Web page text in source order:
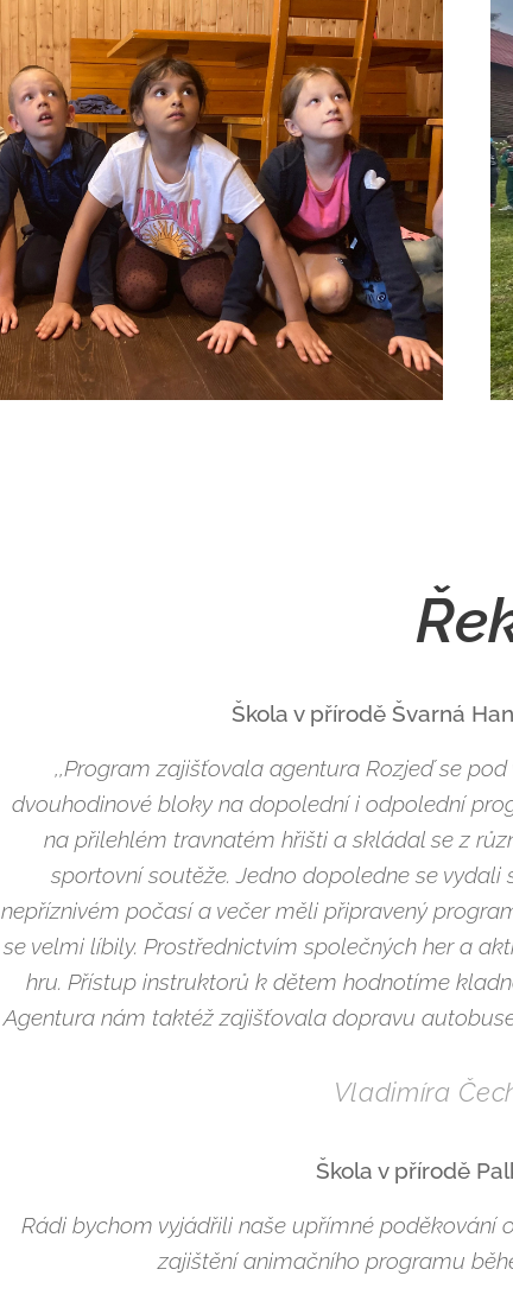
Škola v přírodě Švarná
,,Program zajišťovala agentura Rozjeď se
dvouhodinové bloky na dopolední i odpolední
na přilehlém travnatém hřišti a skládal se z
sportovní soutěže. Jedno dopoledne se
nepříznivém počasí a večer měli připravený
se velmi líbily. Prostřednictvím společných her a
hru. Přístup instruktorů k dětem hodnotíme
Agentura nám taktéž zajišťovala dopravu
Vladimíra
Škola v přírodě
Rádi bychom vyjádřili naše upřímné poděkování
zajištění animačního programu